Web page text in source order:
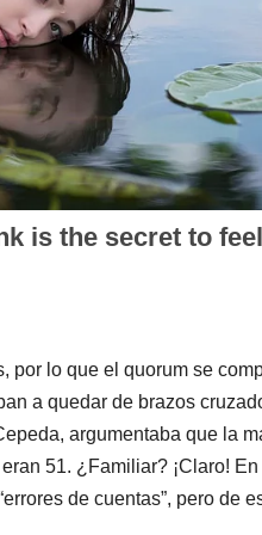
por lo que el quorum se
a quedar de brazos
argumentaba que la
51. ¿Familiar? ¡Claro!
de cuentas”, pero de